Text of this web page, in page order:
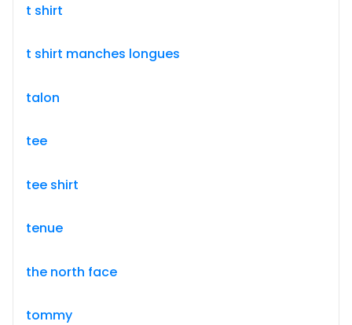
t shirt
t shirt manches longues
talon
tee
tee shirt
tenue
the north face
tommy